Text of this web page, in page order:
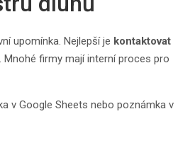
upomínka. Nejlepší je kontaktovat
firmy mají interní proces pro
v Google Sheets nebo poznámka v